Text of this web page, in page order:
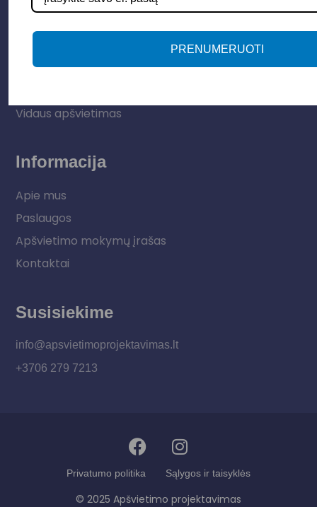
Lauko šviestuvai
Vidaus apšvietimas
Informacija
Apie mus
Paslaugos
Apšvietimo mokymų įrašas
Kontaktai
Susisiekime
info@apsvietimoprojektavimas.lt
+3706 279 7213
Privatumo politika Sąlygos ir taisyklės
© 2025 Apšvietimo projektavimas
PRENUMERUOTI